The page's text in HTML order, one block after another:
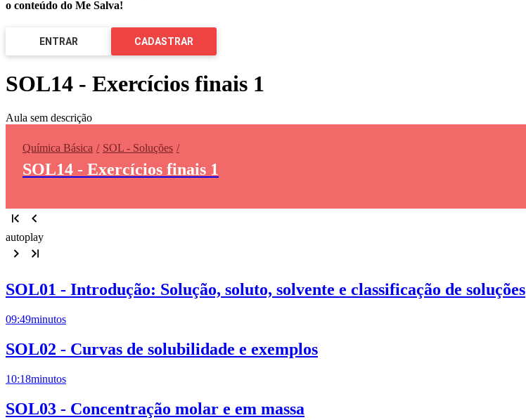
o conteúdo do Me Salva!
ENTRAR CADASTRAR
SOL14 - Exercícios finais 1
Aula sem descrição
Química Básica SOL - Soluções
SOL14 - Exercícios finais 1
autoplay
SOL01 - Introdução: Solução, soluto, solvente e classificação de soluções
09:49minutos
SOL02 - Curvas de solubilidade e exemplos
10:18minutos
SOL03 - Concentração molar e em massa